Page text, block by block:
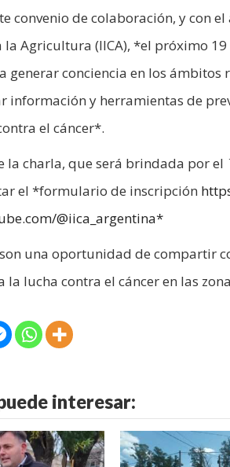
convenio de colaboración, y con
Agricultura (IICA), *el próximo
generar conciencia en los
información y herramientas de
el cáncer*.
la charla, que será brindada por
el *formulario de inscripción
@iica_argentina*
una oportunidad de compartir
lucha contra el cáncer en las
interesar: